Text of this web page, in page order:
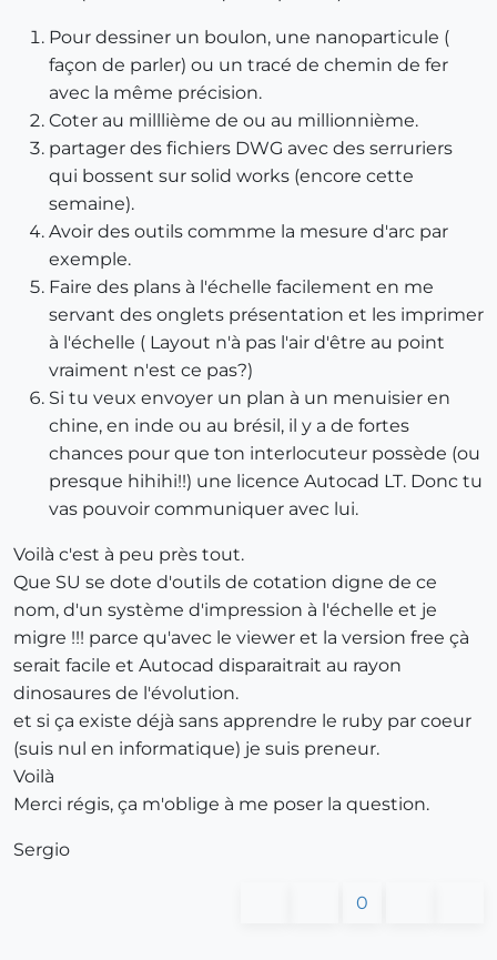
Pour dessiner un boulon, une nanoparticule (
façon de parler) ou un tracé de chemin de fer
avec la même précision.
Coter au milllième de ou au millionnième.
partager des fichiers DWG avec des serruriers
qui bossent sur solid works (encore cette
semaine).
Avoir des outils commme la mesure d'arc par
exemple.
Faire des plans à l'échelle facilement en me
servant des onglets présentation et les imprimer
à l'échelle ( Layout n'à pas l'air d'être au point
vraiment n'est ce pas?)
Si tu veux envoyer un plan à un menuisier en
chine, en inde ou au brésil, il y a de fortes
chances pour que ton interlocuteur possède (ou
presque hihihi!!) une licence Autocad LT. Donc tu
vas pouvoir communiquer avec lui.
Voilà c'est à peu près tout.
Que SU se dote d'outils de cotation digne de ce
nom, d'un système d'impression à l'échelle et je
migre !!! parce qu'avec le viewer et la version free çà
serait facile et Autocad disparaitrait au rayon
dinosaures de l'évolution.
et si ça existe déjà sans apprendre le ruby par coeur
(suis nul en informatique) je suis preneur.
Voilà
Merci régis, ça m'oblige à me poser la question.
Sergio
0